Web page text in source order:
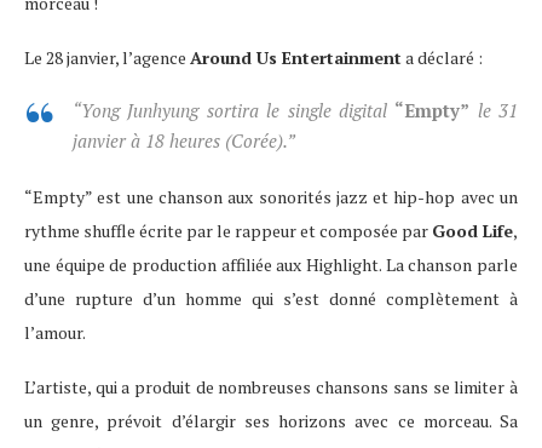
Le 28 janvier, l’agence Around Us Entertainment a déclaré :
“Yong Junhyung sortira le single digital “Empty” le 31
janvier à 18 heures (Corée).”
“Empty” est une chanson aux sonorités jazz et hip-hop avec un
rythme shuffle écrite par le rappeur et composée par Good Life,
une équipe de production affiliée aux Highlight. La chanson parle
d’une rupture d’un homme qui s’est donné complètement à
l’amour.
L’artiste, qui a produit de nombreuses chansons sans se limiter à
un genre, prévoit d’élargir ses horizons avec ce morceau. Sa